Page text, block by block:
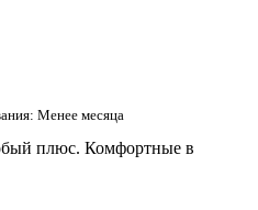
Менее месяца
плюс. Комфортные в